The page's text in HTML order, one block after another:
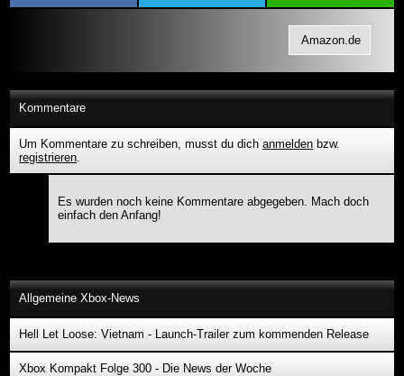
Amazon.de
Kommentare
Um Kommentare zu schreiben, musst du dichanmelden bzw.
registrieren
Es wurden noch keine Kommentare abgegeben. Mach doch
einfach den Anfang!
Allgemeine Xbox-News
Hell Let Loose: Vietnam - Launch-Trailer zum kommenden Release
Xbox Kompakt Folge 300 - Die News der Woche